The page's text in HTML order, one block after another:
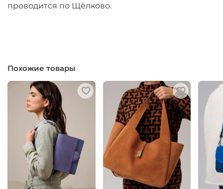
проводится по Щёлково.
Похожие товары